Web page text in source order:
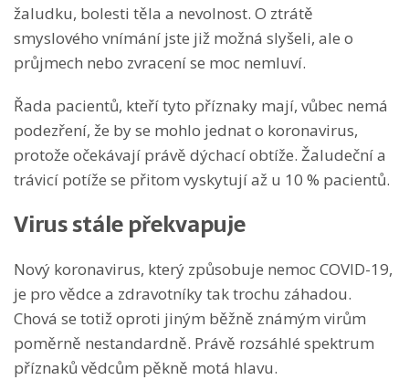
žaludku, bolesti těla a nevolnost. O ztrátě
smyslového vnímání jste již možná slyšeli, ale o
průjmech nebo zvracení se moc nemluví.
Řada pacientů, kteří tyto příznaky mají, vůbec nemá
podezření, že by se mohlo jednat o koronavirus,
protože očekávají právě dýchací obtíže. Žaludeční a
trávicí potíže se přitom vyskytují až u 10 % pacientů.
Virus stále překvapuje
Nový koronavirus, který způsobuje nemoc COVID-19,
je pro vědce a zdravotníky tak trochu záhadou.
Chová se totiž oproti jiným běžně známým virům
poměrně nestandardně. Právě rozsáhlé spektrum
příznaků vědcům pěkně motá hlavu.